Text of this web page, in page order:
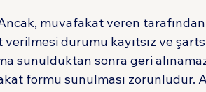
muvafakat veren
durumu kayıtsız ve
sunulduktan sonra geri
formu sunulması zorunludur.